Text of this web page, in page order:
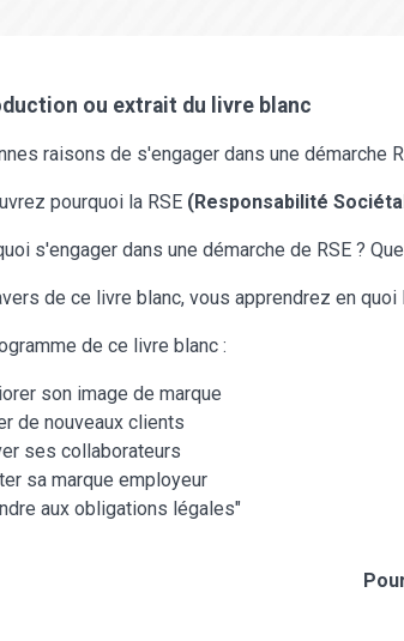
ou extrait du livre blanc
raisons de s'engager dans une démarche
pourquoi la RSE (Responsabilité
s'engager dans une démarche de RSE ?
de ce livre blanc, vous apprendrez en
de ce livre blanc :
son image de marque
de nouveaux clients
ses collaborateurs
sa marque employeur
aux obligations légales"